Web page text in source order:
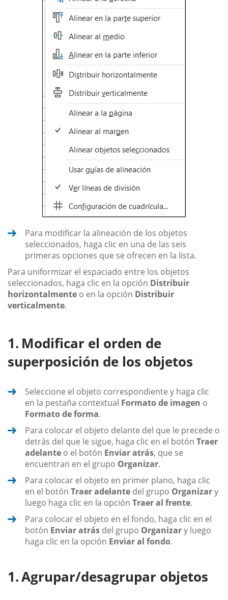
Para modificar la alineación de los objetos
seleccionados, haga clic en una de las seis
primeras opciones que se ofrecen en la lista.
Para uniformizar el espaciado entre los objetos
seleccionados, haga clic en la opción Distribuir
horizontalmente o en la opción Distribuir
verticalmente.
Modificar el orden de
superposición de los objetos
Seleccione el objeto correspondiente y haga clic
en la pestaña contextual Formato de imagen o
Formato de forma.
Para colocar el objeto delante del que le precede o
detrás del que le sigue, haga clic en el botón Traer
adelante o el botón Enviar atrás, que se
encuentran en el grupo Organizar.
Para colocar el objeto en primer plano, haga clic
en el botón Traer adelante del grupo Organizary
luego haga clic en la opción Traer al frente.
Para colocar el objeto en el fondo, haga clic en el
botón Enviar atrás del grupo Organizary luego
haga clic en la opción Enviar al fondo.
Agrupar/desagrupar objetos